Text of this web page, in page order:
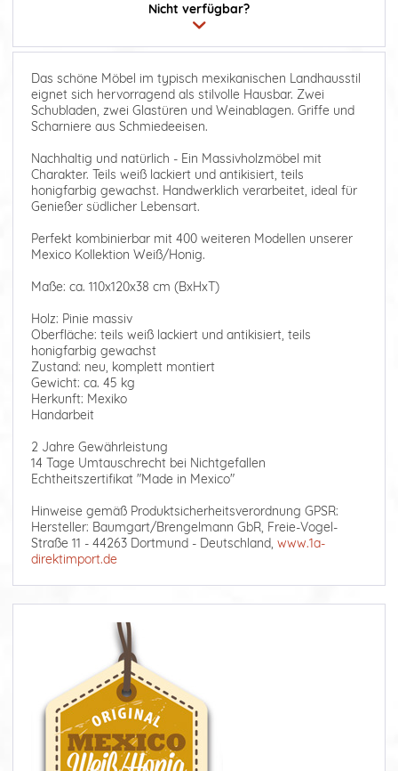
Nicht verfügbar?
Das schöne Möbel im typisch mexikanischen Landhausstil
eignet sich hervorragend als stilvolle Hausbar. Zwei
Schubladen, zwei Glastüren und Weinablagen. Griffe und
Scharniere aus Schmiedeeisen.
Nachhaltig und natürlich - Ein Massivholzmöbel mit
Charakter. Teils weiß lackiert und antikisiert, teils
honigfarbig gewachst. Handwerklich verarbeitet, ideal für
Genießer südlicher Lebensart.
Perfekt kombinierbar mit 400 weiteren Modellen unserer
Mexico Kollektion Weiß/Honig.
Maße: ca. 110x120x38 cm (BxHxT)
Holz: Pinie massiv
Oberfläche: teils weiß lackiert und antikisiert, teils
honigfarbig gewachst
Zustand: neu, komplett montiert
Gewicht: ca. 45 kg
Herkunft: Mexiko
Handarbeit
2 Jahre Gewährleistung
14 Tage Umtauschrecht bei Nichtgefallen
Echtheitszertifikat "Made in Mexico"
Hinweise gemäß Produktsicherheitsverordnung GPSR:
Hersteller: Baumgart/Brengelmann GbR, Freie-Vogel-
Straße 11 - 44263 Dortmund - Deutschland, www.1a-
direktimport.de